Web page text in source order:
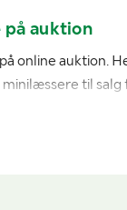
auktion
online auktion.
til